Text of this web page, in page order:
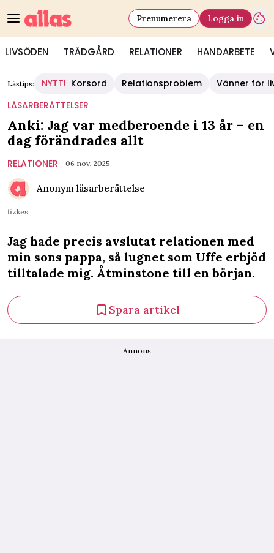
LIVSÖDEN TRÄDGÅRD RELATIONER HANDARBETE
Prenumerera Logga in
Lästips: NYTT! Korsord Relationsproblem
Vänner för
LÄSARBERÄTTELSER
Anki: Jag var medberoende i 13 år – en
dag förändrades allt
RELATIONER 06 nov, 2025
Anonym läsarberättelse
fizkes
Jag hade precis avslutat relationen med
min sons pappa, så lugnet som Uffe erbjöd
tilltalade mig. Åtminstone till en början.
Spara artikel
Annons